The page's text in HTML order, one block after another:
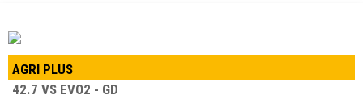
AGRI PLUS
42.7 VS EVO2 - GD